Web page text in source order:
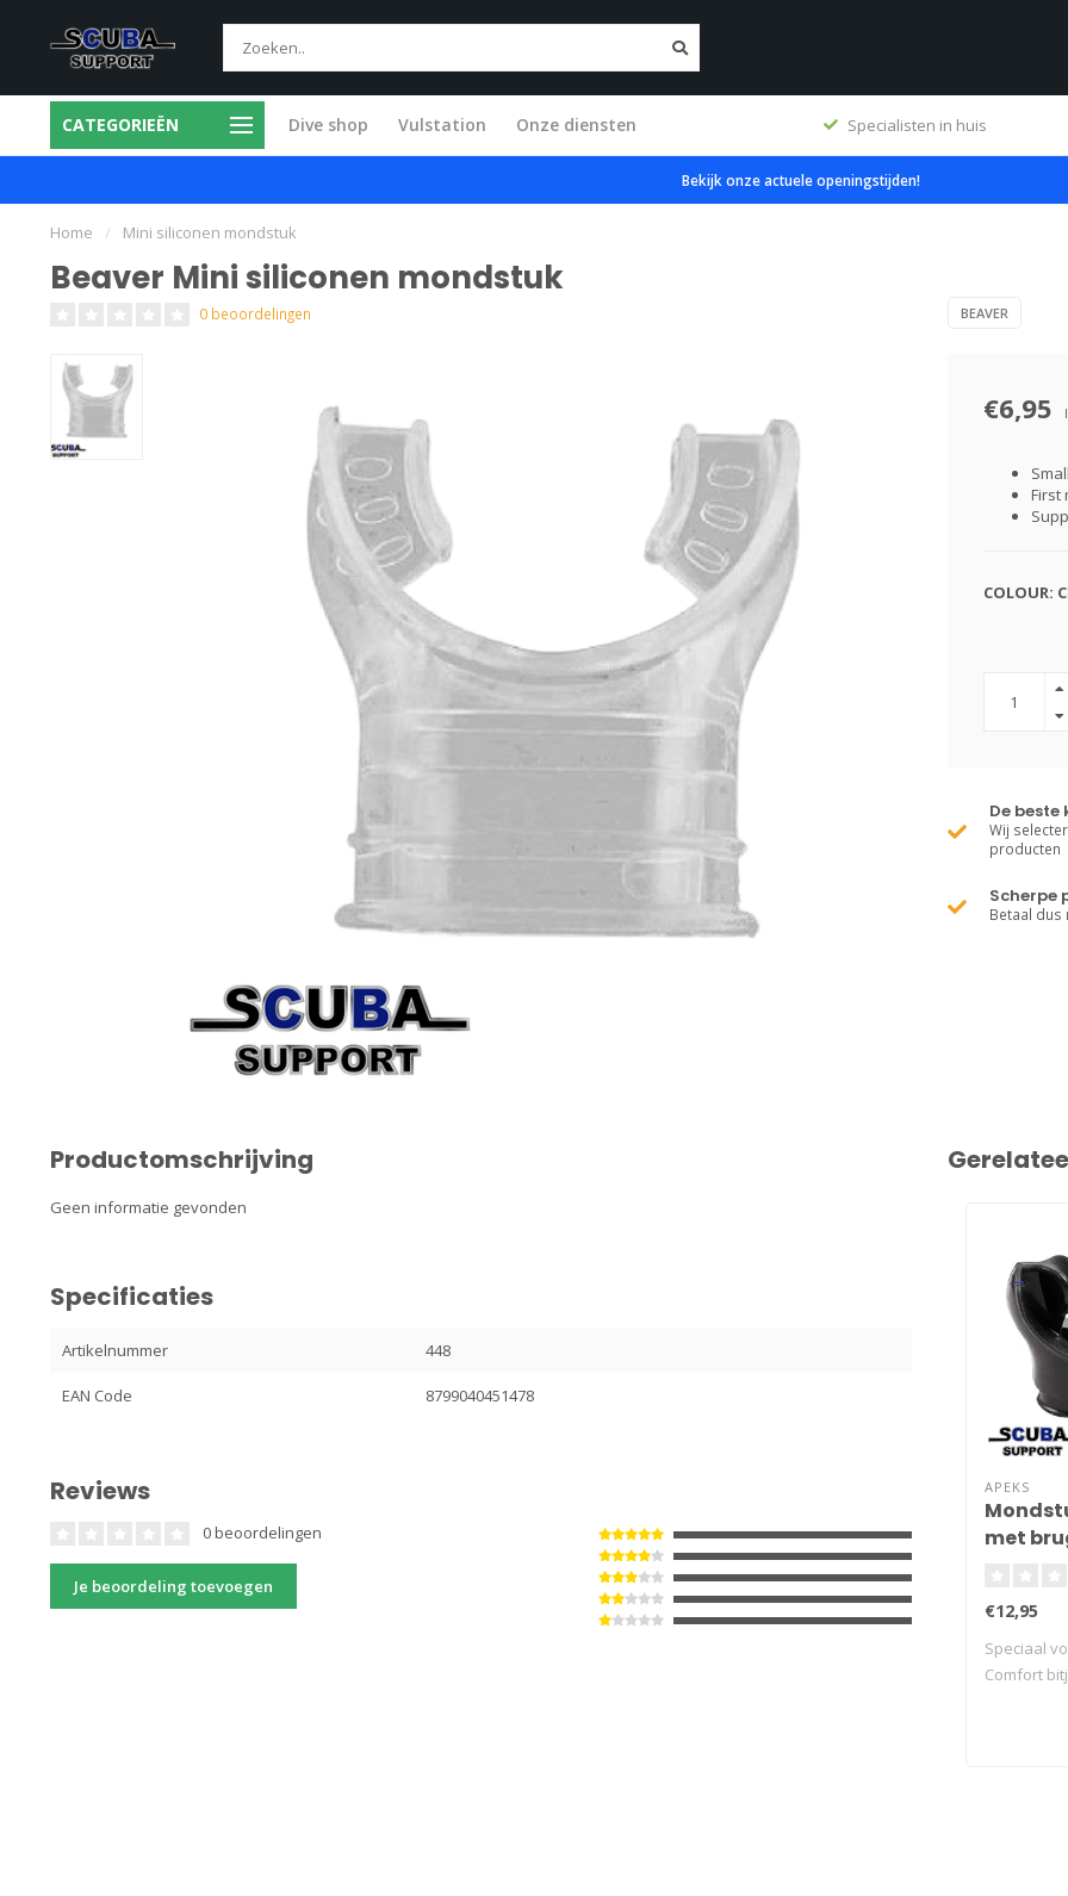
CATEGORIEËN Dive shop Vulstation Onze diensten
in eigen werkplaats Snel en vakkundig Specialisten in huis
Bekijk onze actuele openingstijden!
Home / Mini siliconen mondstuk
Beaver Mini siliconen mondstuk
0 beoordelingen BEAVER
€6,95
First
COLOUR:
De beste
Wij
producten
Scherpe
Betaal dus
Productomschrijving
Geen informatie gevonden
Specificaties
Artikelnummer 448
EAN Code 8799040451478
Reviews
0 beoordelingen
Je beoordeling toevoegen
APEKS
met
€12,95
Speciaal
Comfort